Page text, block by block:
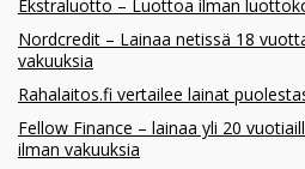
Ekstraluotto – Luottoa ilman
Nordcredit – Lainaa netissä 18
vakuuksia
Rahalaitos.fi vertailee lainat
Fellow Finance – lainaa yli 20
ilman vakuuksia